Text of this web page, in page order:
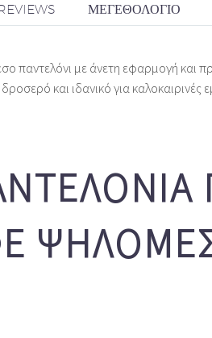
ΜΕΓΕΘΟΛΌΓΙΟ
παντελόνι με άνετη εφαρμογή και
και ιδανικό για καλοκαιρινές